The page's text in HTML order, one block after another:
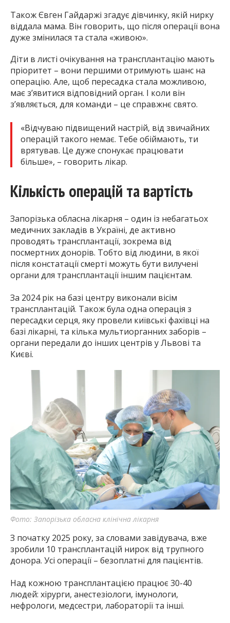
Також Євген Гайдаржі згадує дівчинку, якій нирку
віддала мама. Він говорить, що після операції вона
дуже змінилася та стала «живою».
Діти в листі очікування на трансплантацію мають
пріоритет – вони першими отримують шанс на
операцію. Але, щоб пересадка стала можливою,
має з’явитися відповідний орган. І коли він
з’являється, для команди – це справжнє свято.
«Відчуваю підвищений настрій, від звичайних
операцій такого немає. Тебе обіймають, ти
врятував. Це дуже спонукає працювати
більше», – говорить лікар.
Кількість операцій та вартість
Запорізька обласна лікарня – один із небагатьох
медичних закладів в Україні, де активно
проводять трансплантації, зокрема від
посмертних донорів. Тобто від людини, в якої
після констатації смерті можуть бути вилучені
органи для трансплантації іншим пацієнтам.
За 2024 рік на базі центру виконали вісім
трансплантацій. Також була одна операція з
пересадки серця, яку провели київські фахівці на
базі лікарні, та кілька мультиорганних заборів –
органи передали до інших центрів у Львові та
Києві.
Фото: Запорізька обласна клінічна лікарня
З початку 2025 року, за словами завідувача, вже
зробили 10 трансплантацій нирок від трупного
донора. Усі операції – безоплатні для пацієнтів.
Над кожною трансплантацією працює 30-40
людей: хірурги, анестезіологи, імунологи,
нефрологи, медсестри, лабораторії та інші.